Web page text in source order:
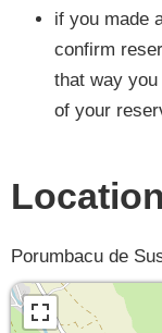
if you made
confirm
that way
of your
Porumbacu de